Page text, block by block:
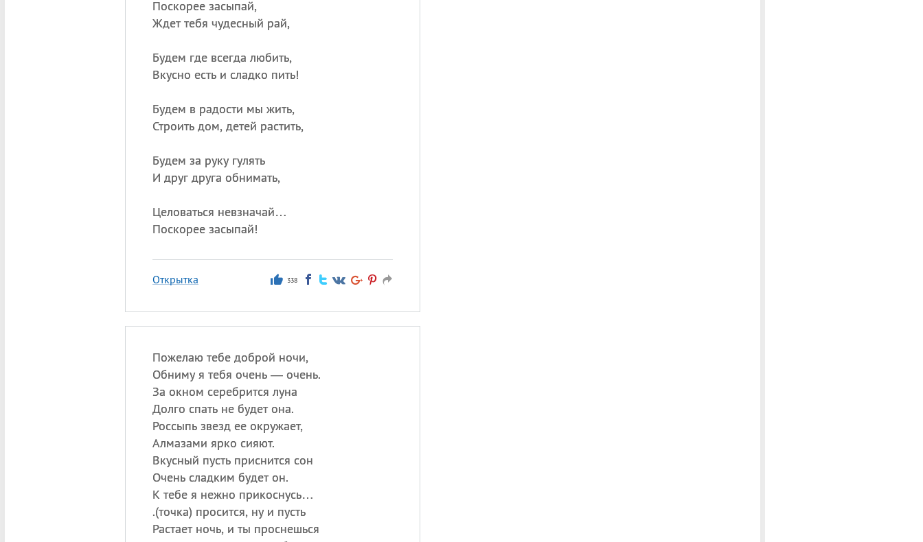
Поскорее засыпай,
Ждет тебя чудесный рай,
Будем где всегда любить,
Вкусно есть и сладко пить!
Будем в радости мы жить,
Строить дом, детей растить,
Будем за руку гулять
И друг друга обнимать,
Целоваться невзначай…
Поскорее засыпай!
Открытка 338
Пожелаю тебе доброй ночи,
Обниму я тебя очень — очень.
За окном серебрится луна
Долго спать не будет она.
Россыпь звезд ее окружает,
Алмазами ярко сияют.
Вкусный пусть приснится сон
Очень сладким будет он.
К тебе я нежно прикоснусь…
.(точка) просится, ну и пусть
Растает ночь, и ты проснешься